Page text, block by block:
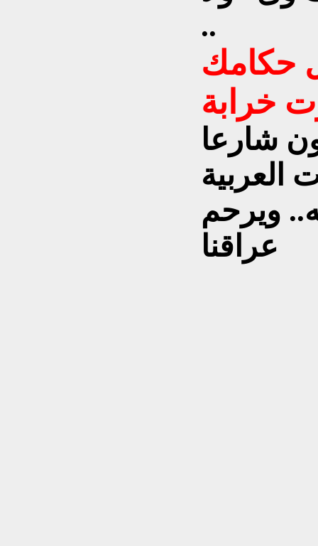
..
حكامك
شارعا
العربية
ويرحم
عراقنا